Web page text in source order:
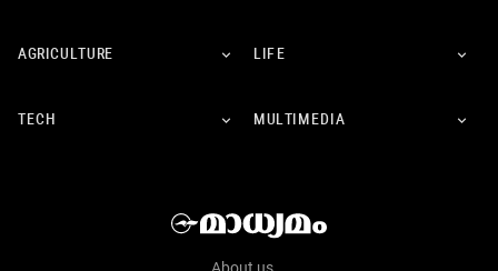
AGRICULTURE LIFE
TECH MULTIMEDIA
About us